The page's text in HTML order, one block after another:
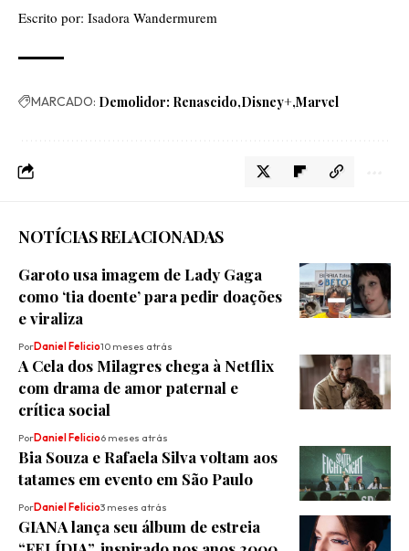
Escrito por: Isadora Wandermurem
MARCADO: Demolidor: Renascido Disney+ Marvel
NOTÍCIAS RELACIONADAS
Garoto usa imagem de Lady Gaga
como ‘tia doente’ para pedir doações
e viraliza
PorDaniel Felicio10 meses atrás
A Cela dos Milagres chega à Netflix
com drama de amor paternal e
crítica social
PorDaniel Felicio6 meses atrás
Bia Souza e Rafaela Silva voltam aos
tatames em evento em São Paulo
PorDaniel Felicio3 meses atrás
GIANA lança seu álbum de estreia